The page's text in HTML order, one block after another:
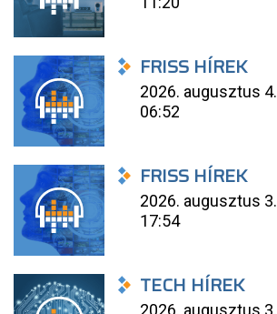
FRISS HÍREK
2026. augusztus 4.
06:52
FRISS HÍREK
2026. augusztus 3.
17:54
TECH HÍREK
2026. augusztus 3.